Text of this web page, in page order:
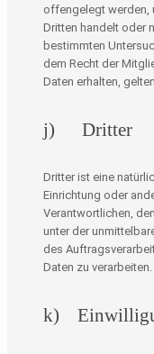
offengelegt werden,
Dritten handelt oder
bestimmten
dem Recht der
Daten erhalten,
j) Dritter
Dritter ist eine
Einrichtung oder
Verantwortlichen,
unter der
des
Daten zu verarbeiten.
k)